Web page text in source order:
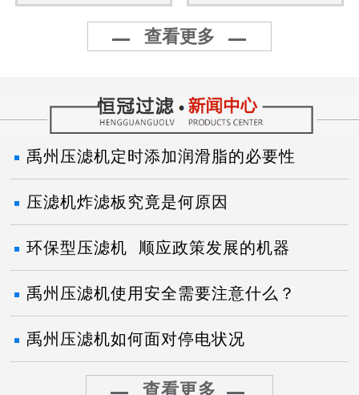
查看更多
禹州压滤机定时添加润滑脂的必要性
压滤机炸滤板究竟是何原因
环保型压滤机 顺应政策发展的机器
禹州压滤机使用安全需要注意什么？
禹州压滤机如何面对停电状况
查看更多